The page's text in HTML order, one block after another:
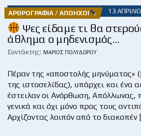
ΑΡΘΡΟΓΡΑΦΊΑ / ΑΠΌΗΧΟΙ 13
Ψες είδαμε τι θα
άθλημα ο μηδενισμός…
Συντάκτης: ΜΆΡΙΟΣ ΠΟΛΥΔΏΡΟΥ
Πέραν της «αποστολής μηνύματος»
της ιστοσελίδας), υπάρχει και ένα
έστειλαν οι Ανόρθωση, Απόλλωνας,
γενικά και όχι μόνο προς τους
Αρχίζοντας λοιπόν από το διακοπέν